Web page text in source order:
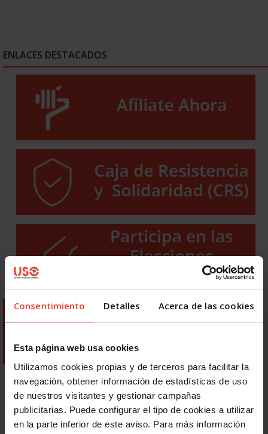
Consentimiento Detalles Acerca de las cookies
Esta página web usa cookies
Utilizamos cookies propias y de terceros para facilitar la
navegación, obtener información de estadísticas de uso
de nuestros visitantes y gestionar campañas
publicitarias. Puede configurar el tipo de cookies a utilizar
en la parte inferior de este aviso. Para más información
ENLACES DESTACADOS